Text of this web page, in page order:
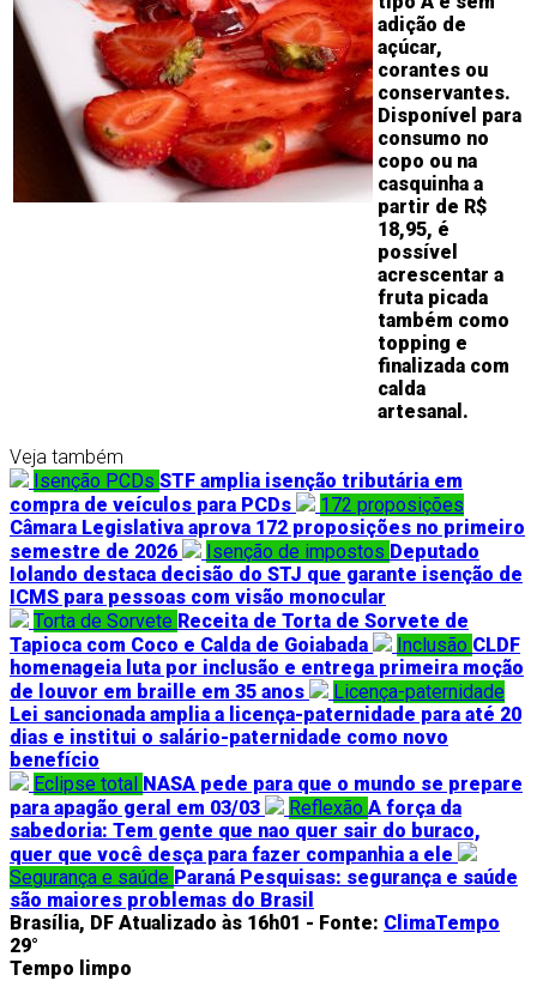
adição de
açúcar,
corantes ou
conservantes.
Disponível para
consumo no
copo ou na
casquinha a
partir de R$
18,95, é
possível
acrescentar a
fruta picada
também como
topping e
finalizada com
calda
artesanal.
Veja também
Isenção PCDs STF amplia isenção tributária em
compra de veículos para PCDs
172 proposições
Câmara Legislativa aprova 172 proposições no primeiro
semestre de 2026
Isenção de impostos Deputado
Iolando destaca decisão do STJ que garante isenção de
ICMS para pessoas com visão monocular
Torta de Sorvete Receita de Torta de Sorvete de
Tapioca com Coco e Calda de Goiabada
Inclusão CLDF
homenageia luta por inclusão e entrega primeira moção
de louvor em braille em 35 anos
Licença-paternidade
Lei sancionada amplia a licença-paternidade para até 20
dias e institui o salário-paternidade como novo
benefício
Eclipse total NASA pede para que o mundo se prepare
para apagão geral em 03/03
Reflexão A força da
sabedoria: Tem gente que nao quer sair do buraco,
quer que você desça para fazer companhia a ele
Segurança e saúde Paraná Pesquisas: segurança e saúde
são maiores problemas do Brasil
Brasília, DF Atualizado às 16h01 - Fonte: ClimaTempo
29°
Tempo limpo